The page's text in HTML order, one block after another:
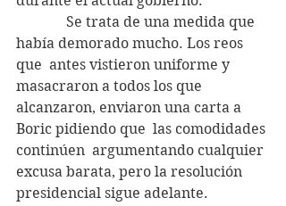
Se trata de una medida que
había demorado mucho. Los reos
que  antes vistieron uniforme y
masacraron a todos los que
alcanzaron, enviaron una carta a
Boric pidiendo que  las comodidades
continúen  argumentando cualquier
excusa barata, pero la resolución
presidencial sigue adelante.